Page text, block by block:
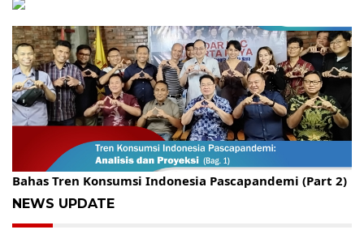
Gelar Kopdar, KBC Jakarta Raya Hadirkan Pakar Ritel
Bahas Tren Konsumsi Indonesia Pascapandemi (Part 2)
NEWS UPDATE